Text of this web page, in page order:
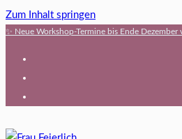
Zum Inhalt springen
✨ Neue Workshop-Termine bis Ende